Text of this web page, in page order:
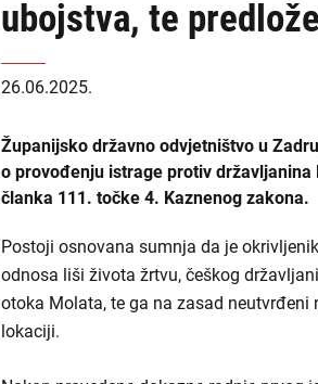
DORH
Općinska državna
Zabranjen utjecaj i prisila
Liste
sadržaja
-
Zapošljavanje
Isplate iz proračuna
ubojstva, te
26.06.2025.
Županijsko državno odvjetništvo u
o provođenju istrage protiv
članka 111. točke 4. Kaznenog zakona.
Postoji osnovana sumnja da je
odnosa liši života žrtvu, češkog
otoka Molata, te ga na zasad
lokaciji.